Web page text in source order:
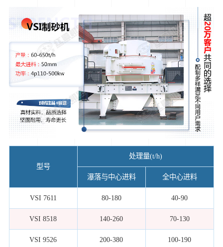
型号
处理量(t/h)
瀑落与中心进料 全中心进料
VSI 7611 80-180 40-90
VSI 8518 140-260 70-130
VSI 9526 200-380 100-190